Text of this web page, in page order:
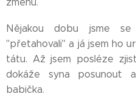
Nějakou dobu jsme
"přetahovali" a já jsem ho
tátu. Až jsem posléze
dokáže syna posunout
babička.